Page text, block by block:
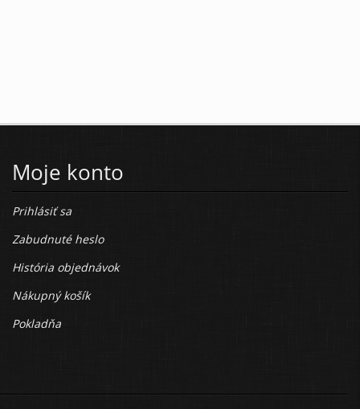
Moje konto
Prihlásiť sa
Zabudnuté heslo
História objednávok
Nákupný košík
Pokladňa